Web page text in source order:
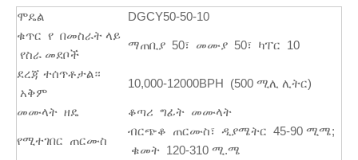
ሞዴል
DGCY50-50-10
ቁጥር የ በመስራት ላይ
የስራ መደቦች
ማጠቢያ 50፣ መሙያ 50፣ ካፐር 10
ደረጃ ተሰጥቶታል።
አቅም
10,000-12000BPH (500 ሚሊ ሊትር)
መሙላት ዘዴ ቆጣሪ ግፊት መሙላት
የሚተገበር ጠርሙስ
ብርጭቆ ጠርሙስ፣ ዲያሜትር 45-90 ሚሜ;
ቁመት 120-310 ሚ.ሜ